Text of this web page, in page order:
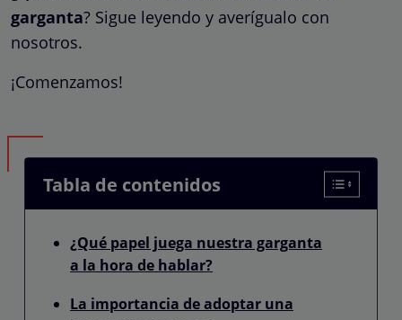
garganta? Sigue leyendo y averígualo con
nosotros.
¡Comenzamos!
Tabla de contenidos
¿Qué papel juega nuestra garganta
a la hora de hablar?
La importancia de adoptar una